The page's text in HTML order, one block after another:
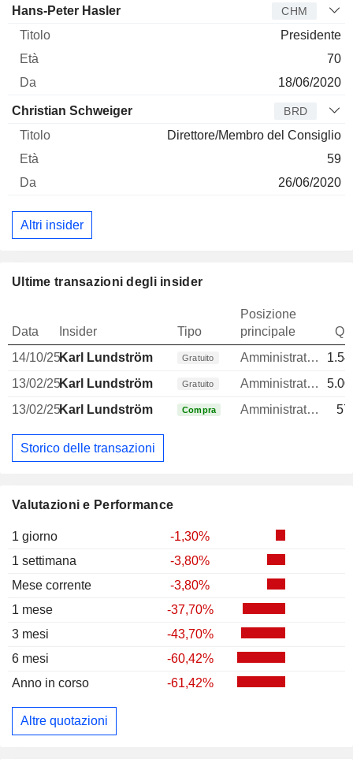
Valutazioni e Performance
1 giorno
-1,30%
1 settimana
-3,80%
Mese corrente
-3,80%
1 mese
-37,70%
3 mesi
-43,70%
6 mesi
-60,42%
Anno in corso
-61,42%
Altre quotazioni
Hans-Peter Hasler CHM
Presidente
70
18/06/2020
Christian Schweiger BRD
Direttore/Membro del Consiglio
59
26/06/2020
Altri insider
Ultime transazioni degli insider
Data Insider Tipo
Posizione
principale
14/10/25Karl Lundström Gratuito Amministratore delegato
13/02/25Karl Lundström Gratuito Amministratore delegato
13/02/25Karl Lundström Compra Amministratore delegato
Storico delle transazioni